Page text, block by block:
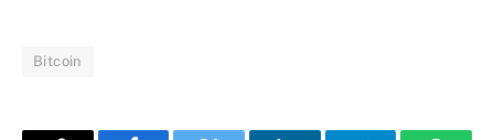
Bitcoin